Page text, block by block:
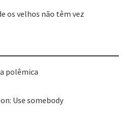
os velhos não têm vez
polêmica
Use somebody